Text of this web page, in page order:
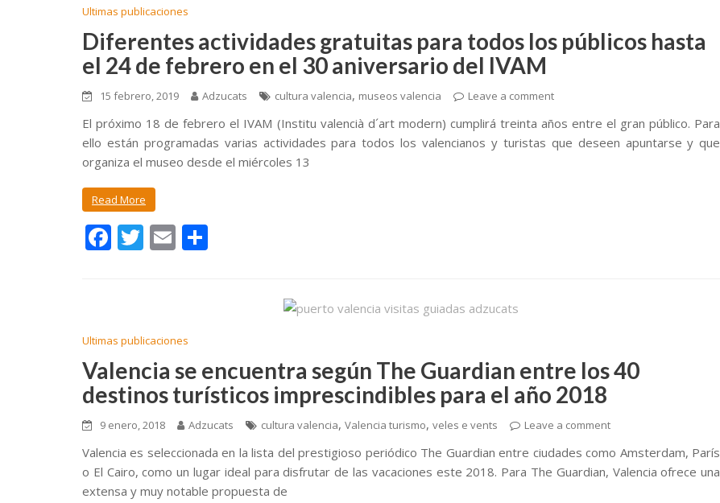
Ultimas publicaciones
Diferentes actividades gratuitas para todos los públicos hasta
el 24 de febrero en el 30 aniversario del IVAM
15 febrero, 2019 Adzucats cultura valencia, museos valencia Leave a comment
El próximo 18 de febrero el IVAM (Institu valencià d´art modern) cumplirá treinta años entre el gran público. Para
ello están programadas varias actividades para todos los valencianos y turistas que deseen apuntarse y que
organiza el museo desde el miércoles 13
Read More
F
o
o
k
T E
ti
r
Ultimas publicaciones
Valencia se encuentra según The Guardian entre los 40
destinos turísticos imprescindibles para el año 2018
9 enero, 2018 Adzucats cultura valencia, Valencia turismo, veles e vents Leave a comment
Valencia es seleccionada en la lista del prestigioso periódico The Guardian entre ciudades como Amsterdam, París
o El Cairo, como un lugar ideal para disfrutar de las vacaciones este 2018. Para The Guardian, Valencia ofrece una
extensa y muy notable propuesta de